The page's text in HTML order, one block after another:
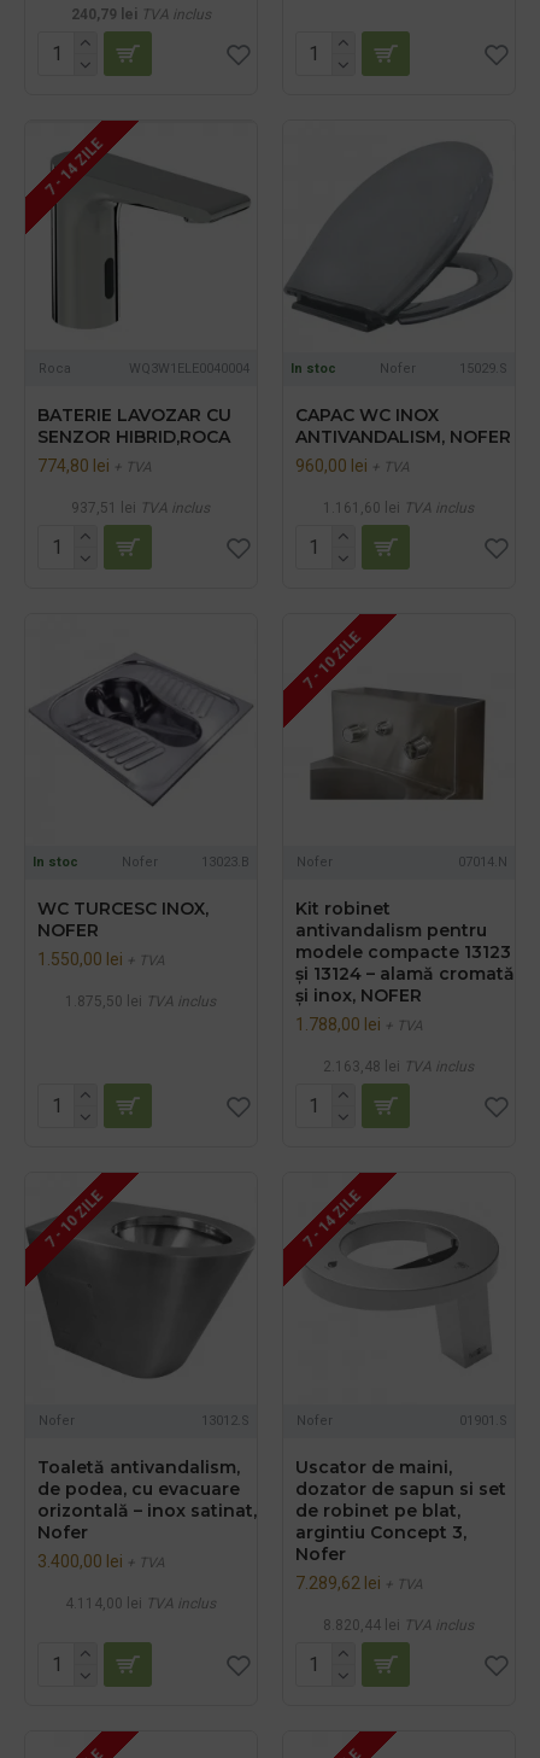
240,79 lei TVA inclus
7 - 14 ZILE
Roca WQ3W1ELE0040004
BATERIE LAVOZAR CU
SENZOR HIBRID,ROCA
774,80 lei + TVA
937,51 lei TVA inclus
In stoc Nofer 15029.S
CAPAC WC INOX
ANTIVANDALISM, NOFER
960,00 lei + TVA
1.161,60 lei TVA inclus
In stoc Nofer 13023.B
WC TURCESC INOX,
NOFER
1.550,00 lei + TVA
1.875,50 lei TVA inclus
7 - 10 ZILE
Nofer 07014.N
Kit robinet
antivandalism pentru
modele compacte 13123
și 13124 – alamă cromată
și inox, NOFER
1.788,00 lei + TVA
2.163,48 lei TVA inclus
7 - 10 ZILE
Nofer 13012.S
Toaletă antivandalism,
de podea, cu evacuare
orizontală – inox satinat,
Nofer
3.400,00 lei + TVA
4.114,00 lei TVA inclus
7 - 14 ZILE
Nofer 01901.S
Uscator de maini,
dozator de sapun si set
de robinet pe blat,
argintiu Concept 3,
Nofer
7.289,62 lei + TVA
8.820,44 lei TVA inclus